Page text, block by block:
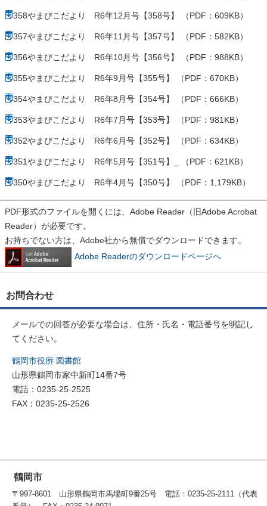
358やまびこだより R6年12月号【358号】 （PDF：609KB）
357やまびこだより R6年11月号【357号】 （PDF：582KB）
356やまびこだより R6年10月号【356号】 （PDF：988KB）
355やまびこだより R6年9月号【355号】 （PDF：670KB）
354やまびこだより R6年8月号【354号】 （PDF：666KB）
353やまびこだより R6年7月号【353号】 （PDF：981KB）
352やまびこだより R6年6月号【352号】 （PDF：634KB）
351やまびこだより R6年5月号【351号】_ （PDF：621KB）
350やまびこだより R6年4月号【350号】 （PDF：1,179KB）
PDF形式のファイルを開くには、Adobe Reader（旧Adobe Acrobat
Reader）が必要です。
お持ちでない方は、Adobe社から無償でダウンロードできます。
Adobe Readerのダウンロードページへ
お問合わせ
メールでの回答が必要な場合は、住所・氏名・電話番号を明記し
てください。
鶴岡市役所 図書館
山形県鶴岡市家中新町14番7号
電話：0235-25-2525
FAX：0235-25-2526
鶴岡市
〒997-8601 山形県鶴岡市馬場町9番25号 電話：0235-25-2111（代表